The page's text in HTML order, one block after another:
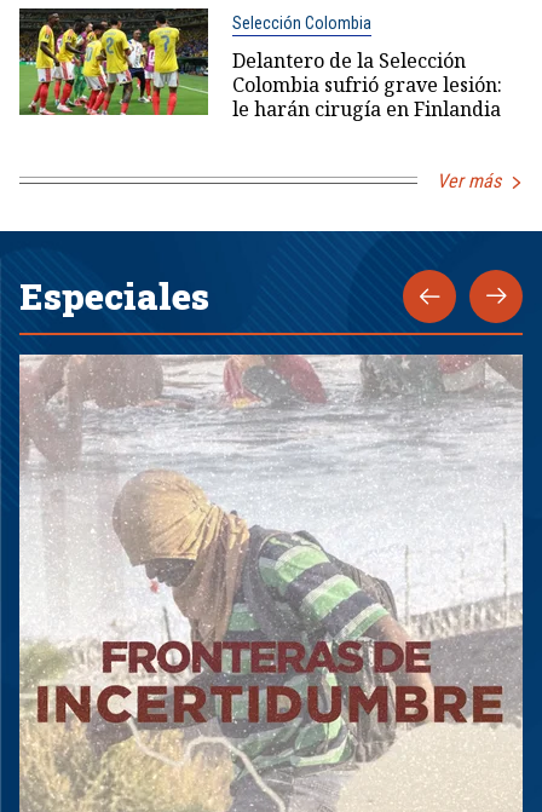
Selección Colombia
Delantero de la Selección
Colombia sufrió grave lesión:
le harán cirugía en Finlandia
Ver más
Especiales